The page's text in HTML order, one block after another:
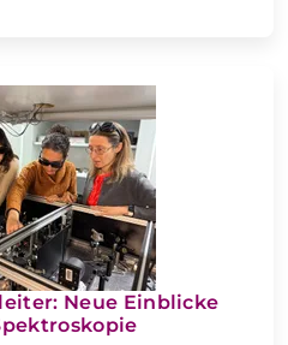
Neue Einblicke